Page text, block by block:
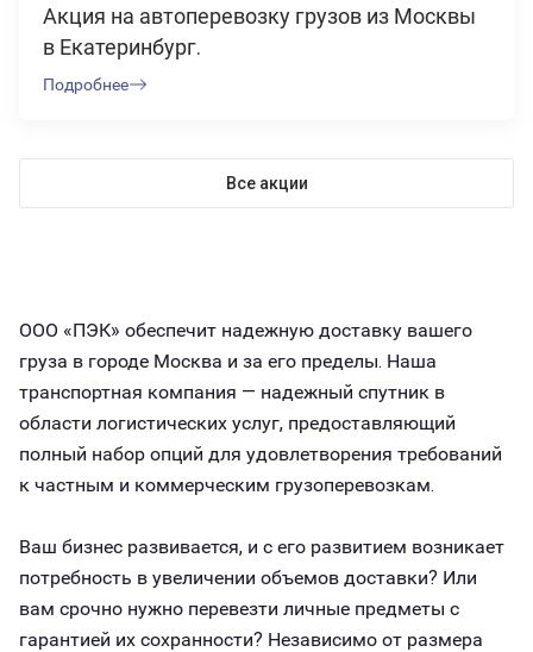
Акция на автоперевозку грузов из Москвы
в Екатеринбург.
Подробнее
Все акции
ООО «ПЭК» обеспечит надежную доставку вашего
груза в городе Москва и за его пределы. Наша
транспортная компания — надежный спутник в
области логистических услуг, предоставляющий
полный набор опций для удовлетворения требований
к частным и коммерческим грузоперевозкам.
Ваш бизнес развивается, и с его развитием возникает
потребность в увеличении объемов доставки? Или
вам срочно нужно перевезти личные предметы с
гарантией их сохранности? Независимо от размера